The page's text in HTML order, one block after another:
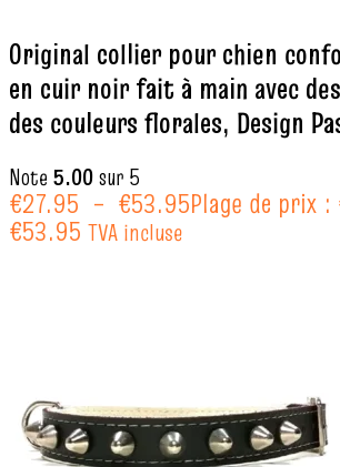
Original collier pour chien
en cuir noir fait à main avec
des couleurs florales, Design
Note 5.00sur 5
€27.95 – €53.95Plage de prix
€53.95 TVA incluse